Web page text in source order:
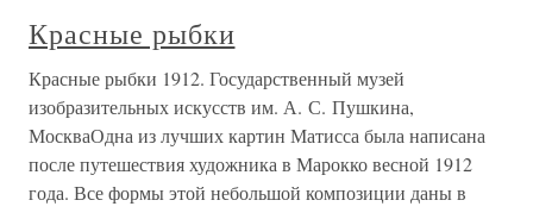
Красные рыбки
Красные рыбки 1912. Государственный музей
изобразительных искусств им. А. С. Пушкина,
МоскваОдна из лучших картин Матисса была написана
после путешествия художника в Марокко весной 1912
года. Все формы этой небольшой композиции даны в